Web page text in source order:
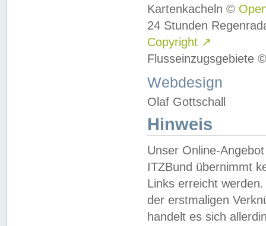
Kartenkacheln ©
24 Stunden
Copyright ↗
Flusseinzugsgebiete
Webdesign
Olaf Gottschall
Hinweis
Unser Online-
ITZBund übernimmt
Links erreicht
der erstmaligen
handelt es sich